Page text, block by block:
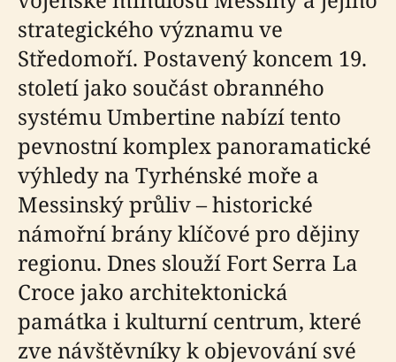
strategického významu ve
Středomoří. Postavený koncem 19.
století jako součást obranného
systému Umbertine nabízí tento
pevnostní komplex panoramatické
výhledy na Tyrhénské moře a
Messinský průliv – historické
námořní brány klíčové pro dějiny
regionu. Dnes slouží Fort Serra La
Croce jako architektonická
památka i kulturní centrum, které
zve návštěvníky k objevování své